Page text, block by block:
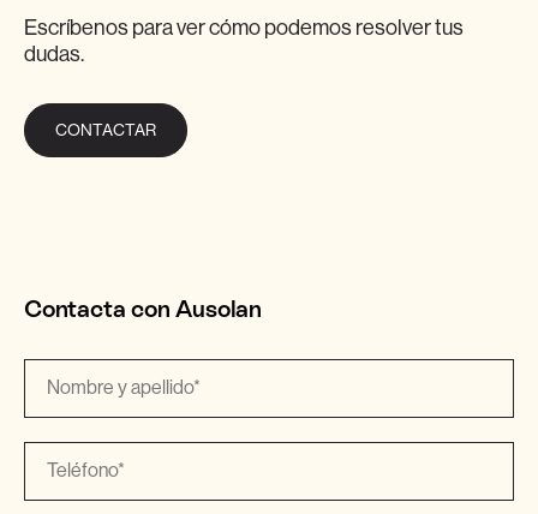
Escríbenos para ver cómo podemos resolver tus
dudas.
CONTACTAR
Contacta con Ausolan